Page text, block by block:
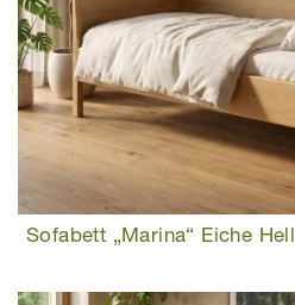
Sofabett „Marina“ Eiche Hell